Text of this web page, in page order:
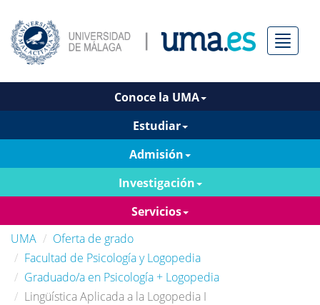
Menú
Conoce la UMA
Estudiar
Admisión
Investigación
Servicios
UMA
Oferta de grado
Facultad de Psicología y Logopedia
Graduado/a en Psicología + Logopedia
Lingüística Aplicada a la Logopedia I